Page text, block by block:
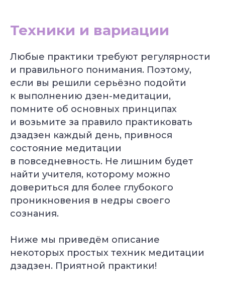
Техники и вариации
Любые практики требуют регулярности
и правильного понимания. Поэтому,
если вы решили серьёзно подойти
к выполнению дзен-медитации,
помните об основных принципах
и возьмите за правило практиковать
дзадзен каждый день, привнося
состояние медитации
в повседневность. Не лишним будет
найти учителя, которому можно
довериться для более глубокого
проникновения в недры своего
сознания.
Ниже мы приведём описание
некоторых простых техник медитации
дзадзен. Приятной практики!